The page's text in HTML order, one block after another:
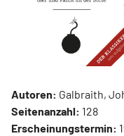
Autoren: Galbraith,
Seitenanzahl: 128
Erscheinungstermin: